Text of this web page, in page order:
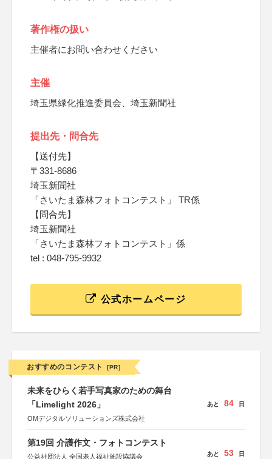
著作権の扱い
主催者にお問い合わせください
主催
埼玉県緑化推進委員会、埼玉新聞社
提出先・問合先
【送付先】
〒331-8686
埼玉新聞社
「さいたま森林フォトコンテスト」 TR係
【問合先】
埼玉新聞社
「さいたま森林フォトコンテスト」係
tel : 048-795-9932
公式ホームページ
おすすめのコンテスト [PR]
未来をひらく若手写真家のための舞台
「Limelight 2026」
OMデジタルソリューションズ株式会社
あと 84 日
第19回 介護作文・フォトコンテスト
公益社団法人 全国老人福祉施設協議会 あと 53 日